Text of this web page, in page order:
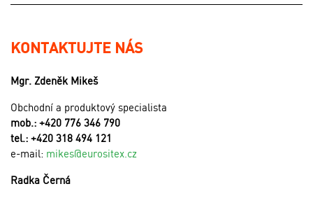
KONTAKTUJTE NÁS
Mgr. Zdeněk Mikeš
Obchodní a produktový specialista
mob.: +420 776 346 790
tel.: +420 318 494 121
e-mail: mikes@eurositex.cz
Radka Černá